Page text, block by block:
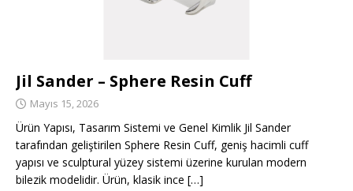
Jil Sander – Sphere Resin Cuff
Mayıs 15, 2026
Ürün Yapısı, Tasarım Sistemi ve Genel Kimlik Jil Sander
tarafından geliştirilen Sphere Resin Cuff, geniş hacimli cuff
yapısı ve sculptural yüzey sistemi üzerine kurulan modern
bilezik modelidir. Ürün, klasik ince […]